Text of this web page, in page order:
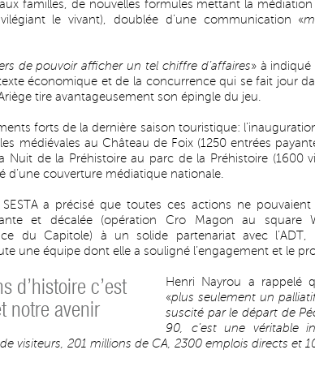
familles, de nouvelles formules mettant la
le vivant), doublée d’une communication «
de pouvoir afficher un tel chiffre d’affaires» à indiqué
économique et de la concurrence qui se fait jour
tire avantageusement son épingle du jeu.
forts de la dernière saison touristique:
médiévales au Château de Foix (1250 entrées
Nuit de la Préhistoire au parc de la Préhistoire (1600
d’une couverture médiatique nationale.
SESTA a précisé que toutes ces actions ne
et décalée (opération Cro Magon au square
du Capitole) à un solide partenariat avec
une équipe dont elle a souligné l’engagement et le
d’histoire c’est
notre avenir
Henri Nayrou a rappelé
«plus seulement un
suscité par le départ de
90, c’est une véritable
visiteurs, 201 millions de CA, 2300 emplois directs et